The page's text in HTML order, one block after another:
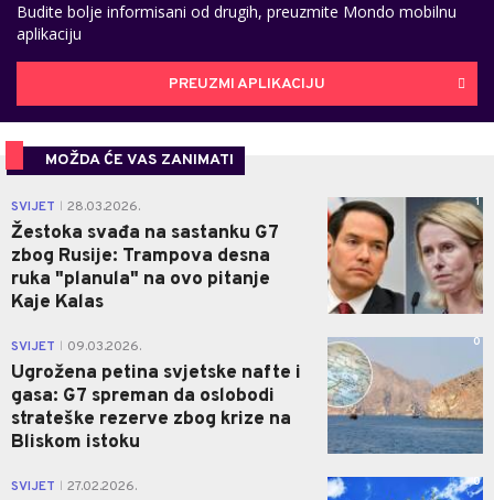
Budite bolje informisani od drugih, preuzmite Mondo mobilnu
aplikaciju
PREUZMI APLIKACIJU
MOŽDA ĆE VAS ZANIMATI
SVIJET 28.03.2026.
Žestoka svađa na sastanku G7
zbog Rusije: Trampova desna
ruka "planula" na ovo pitanje
Kaje Kalas
1
SVIJET 09.03.2026.
Ugrožena petina svjetske nafte i
gasa: G7 spreman da oslobodi
strateške rezerve zbog krize na
Bliskom istoku
0
SVIJET 27.02.2026. 0